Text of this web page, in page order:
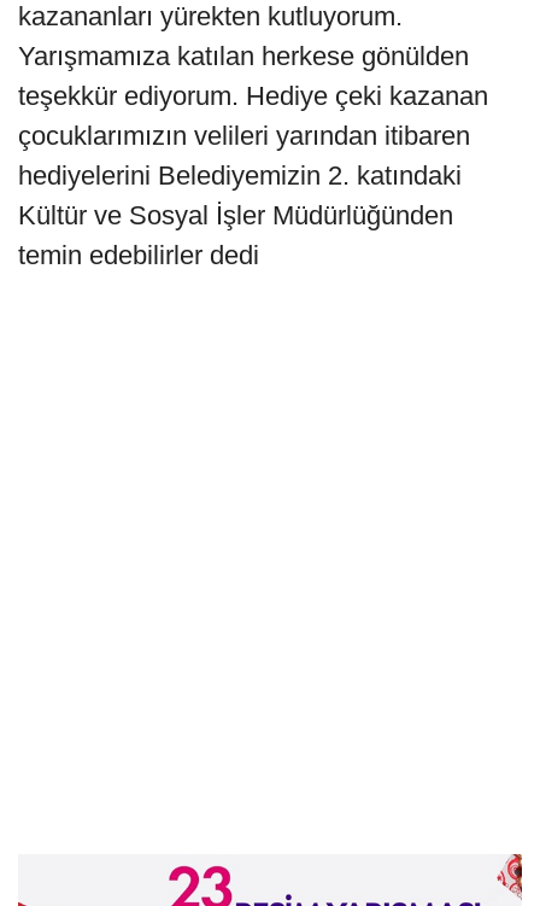
kazananları yürekten kutluyorum.
Yarışmamıza katılan herkese gönülden
teşekkür ediyorum. Hediye çeki kazanan
çocuklarımızın velileri yarından itibaren
hediyelerini Belediyemizin 2. katındaki
Kültür ve Sosyal İşler Müdürlüğünden
temin edebilirler dedi